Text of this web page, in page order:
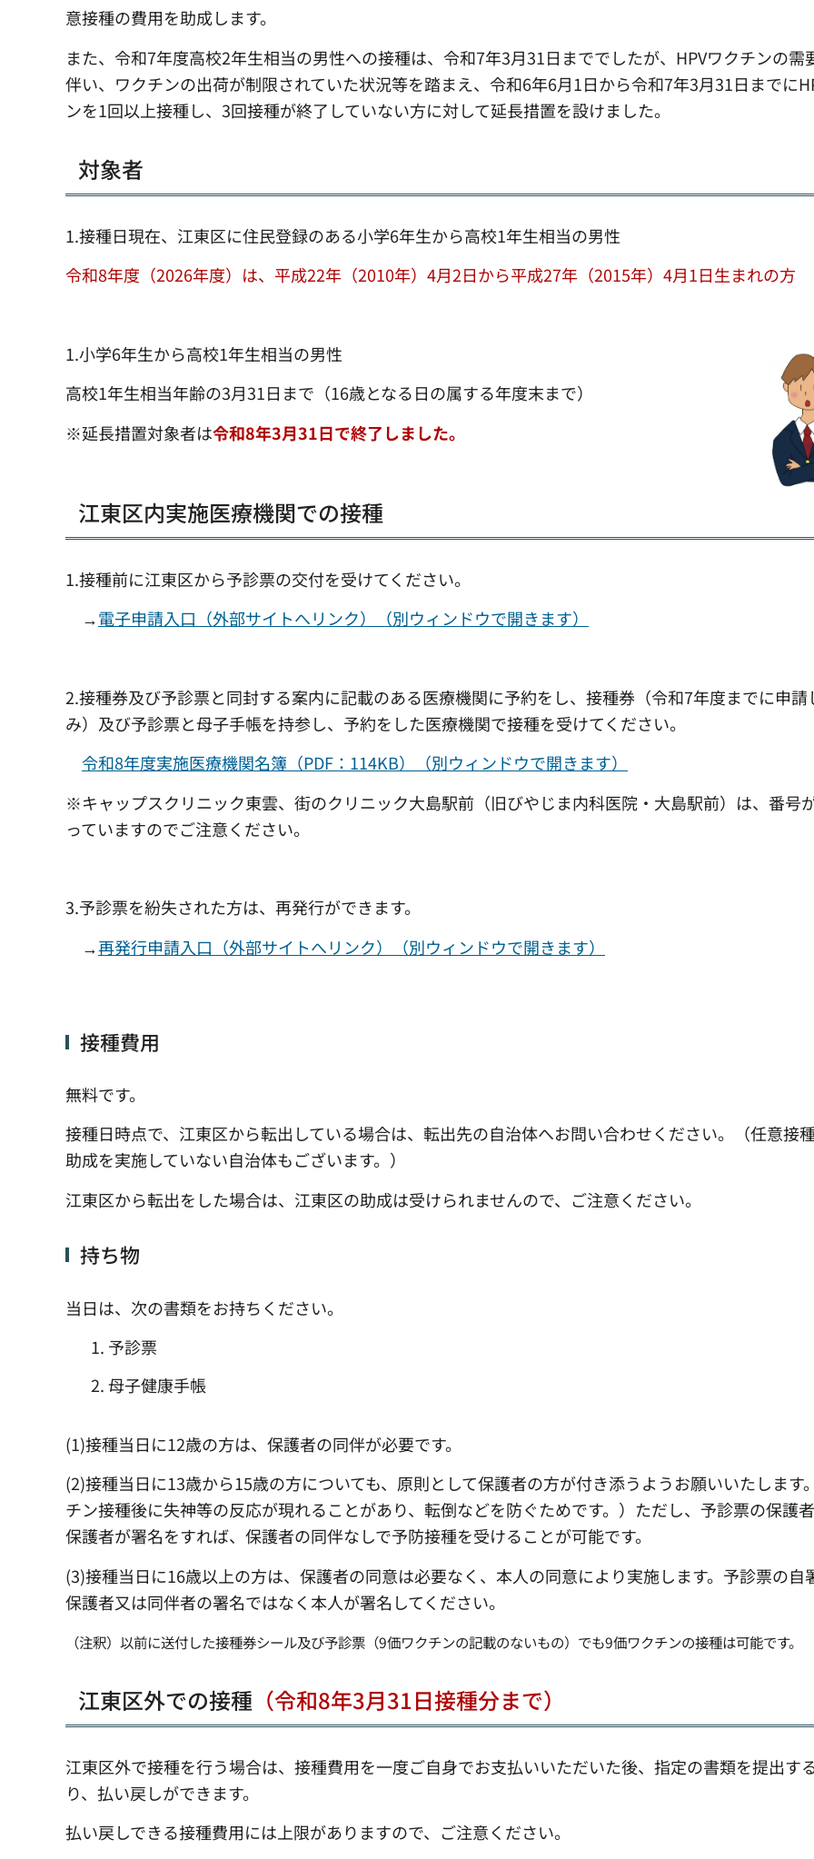
意接種の費用を助成します。
また、令和7年度高校2年生相当の男性への接種は、令和7年3月31日まででしたが、HPVワクチンの需
伴い、ワクチンの出荷が制限されていた状況等を踏まえ、令和6年6月1日から令和7年3月31日までに
ンを1回以上接種し、3回接種が終了していない方に対して延長措置を設けました。
対象者
1.接種日現在、江東区に住民登録のある小学6年生から高校1年生相当の男性
令和8年度（2026年度）は、平成22年（2010年）4月2日から平成27年（2015年）4月1日生まれの方
1.小学6年生から高校1年生相当の男性
高校1年生相当年齢の3月31日まで（16歳となる日の属する年度末まで）
※延長措置対象者は令和8年3月31日で終了しました。
江東区内実施医療機関での接種
1.接種前に江東区から予診票の交付を受けてください。
→電子申請入口（外部サイトへリンク）（別ウィンドウで開きます）
2.接種券及び予診票と同封する案内に記載のある医療機関に予約をし、接種券（令和7年度までに申請
み）及び予診票と母子手帳を持参し、予約をした医療機関で接種を受けてください。
令和8年度実施医療機関名簿（PDF：114KB）（別ウィンドウで開きます）
※キャップスクリニック東雲、街のクリニック大島駅前（旧びやじま内科医院・大島駅前）は、番号
っていますのでご注意ください。
3.予診票を紛失された方は、再発行ができます。
→再発行申請入口（外部サイトへリンク）（別ウィンドウで開きます）
接種費用
無料です。
接種日時点で、江東区から転出している場合は、転出先の自治体へお問い合わせください。（任意接種
助成を実施していない自治体もございます。）
江東区から転出をした場合は、江東区の助成は受けられませんので、ご注意ください。
持ち物
当日は、次の書類をお持ちください。
予診票
母子健康手帳
(1)接種当日に12歳の方は、保護者の同伴が必要です。
(2)接種当日に13歳から15歳の方についても、原則として保護者の方が付き添うようお願いいたします
チン接種後に失神等の反応が現れることがあり、転倒などを防ぐためです。）ただし、予診票の保護
保護者が署名をすれば、保護者の同伴なしで予防接種を受けることが可能です。
(3)接種当日に16歳以上の方は、保護者の同意は必要なく、本人の同意により実施します。予診票の自
保護者又は同伴者の署名ではなく本人が署名してください。
（注釈）以前に送付した接種券シール及び予診票（9価ワクチンの記載のないもの）でも9価ワクチンの接種は可能です。
江東区外での接種 （令和8年3月31日接種分まで）
江東区外で接種を行う場合は、接種費用を一度ご自身でお支払いいただいた後、指定の書類を提出す
り、払い戻しができます。
払い戻しできる接種費用には上限がありますので、ご注意ください。